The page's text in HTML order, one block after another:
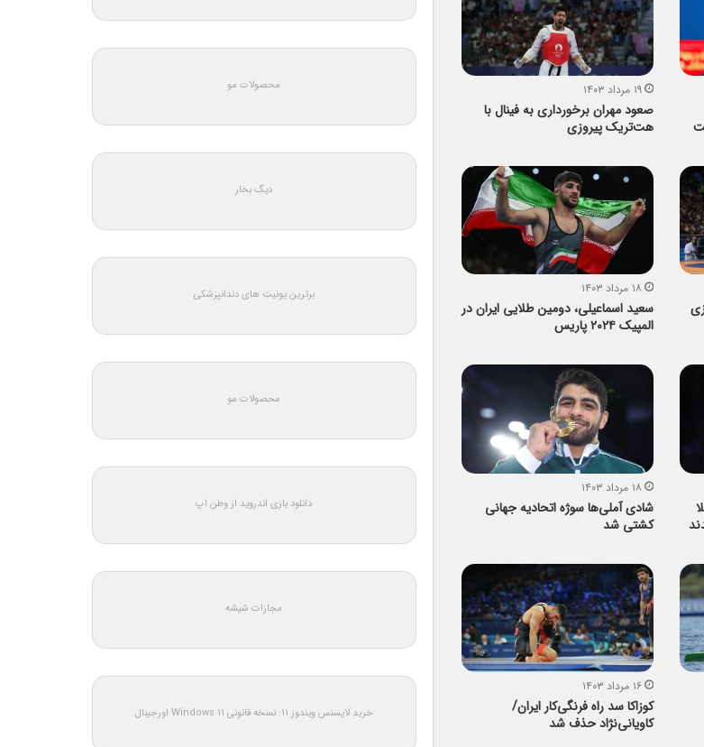
۱۹ مرداد ۱۴۰۳
صعود مهران برخورداری به فینال با
هت‌تریک پیروزی
۱۸ مرداد ۱۴۰۳
سعید اسماعیلی، دومین طلایی ایران در
المپیک ۲۰۲۴ پاریس
۱۸ مرداد ۱۴۰۳
شادی آملی‌ها سوژه اتحادیه جهانی
کشتی شد
۱۶ مرداد ۱۴۰۳
کوزاکا سد راه فرنگی‌کار ایران/
کاویانی‌نژاد حذف شد
محصولات مو
دیگ بخار
برترین یونیت های دندانپزشکی
محصولات مو
دانلود بازی اندروید از وطن اپ
مجازات شیشه
خرید لایسنس ویندوز 11: نسخه قانونی Windows 11 اورجینال